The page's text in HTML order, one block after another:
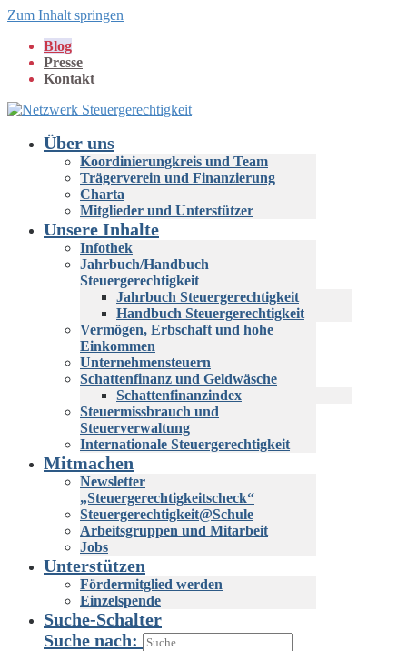
Zum Inhalt springen
Blog
Presse
Kontakt
Über uns
Koordinierungkreis und Team
Trägerverein und Finanzierung
Charta
Mitglieder und Unterstützer
Unsere Inhalte
Infothek
Jahrbuch/Handbuch
Steuergerechtigkeit
Jahrbuch Steuergerechtigkeit
Handbuch Steuergerechtigkeit
Vermögen, Erbschaft und hohe
Einkommen
Unternehmensteuern
Schattenfinanz und Geldwäsche
Schattenfinanzindex
Steuermissbrauch und
Steuerverwaltung
Internationale Steuergerechtigkeit
Mitmachen
Newsletter
„Steuergerechtigkeitscheck“
Steuergerechtigkeit@Schule
Arbeitsgruppen und Mitarbeit
Jobs
Unterstützen
Fördermitglied werden
Einzelspende
Suche-Schalter
Suche nach: